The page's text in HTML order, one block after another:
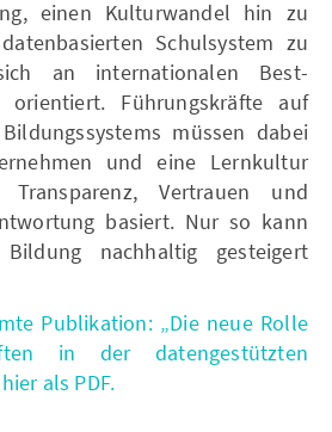
einen Kulturwandel hin zu
Schulsystem zu
an internationalen Best-
orientiert. Führungskräfte auf
müssen dabei
und eine Lernkultur
Vertrauen und
basiert. Nur so kann
nachhaltig gesteigert
Publikation: „Die neue Rolle
in der datengestützten
als PDF.